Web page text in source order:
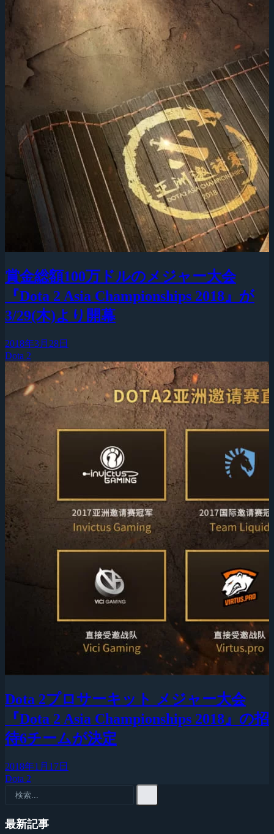
賞金総額100万ドルのメジャー大会
『Dota 2 Asia Championships 2018』が
3/29(木)より開幕
2018年3月28日
Dota 2
Dota 2プロサーキット メジャー大会
『Dota 2 Asia Championships 2018』の招
待6チームが決定
2018年1月17日
Dota 2
最新記事